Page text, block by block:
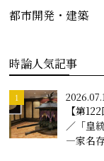
都市開発・建築
時論人気記事
【第
／「皇
―家名